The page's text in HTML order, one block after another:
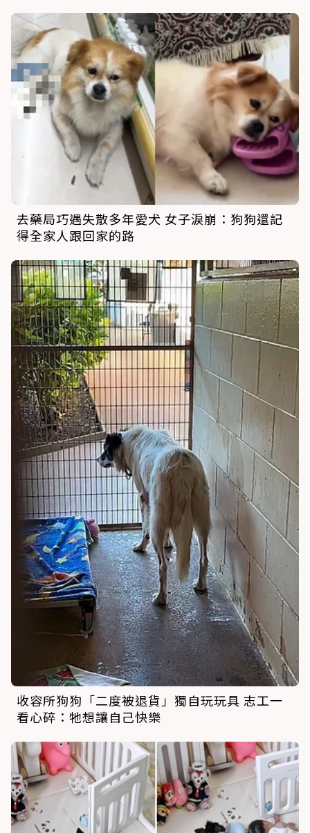
去藥局巧遇失散多年愛犬 女子淚崩：狗狗還記
得全家人跟回家的路
收容所狗狗「二度被退貨」獨自玩玩具 志工一
看心碎：牠想讓自己快樂